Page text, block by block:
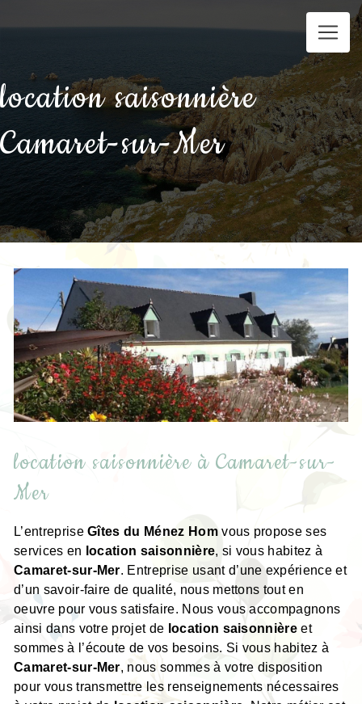
location saisonnière
Camaret-sur-Mer
location saisonnière à Camaret-sur-
Mer
L’entrepriseGîtes du Ménez Homvous propose ses
services en location saisonnière, si vous habitez à
Camaret-sur-Mer. Entreprise usant d’une expérience et
d’un savoir-faire de qualité, nous mettons tout en
oeuvre pour vous satisfaire. Nous vous accompagnons
ainsi dans votre projet de location saisonnière et
sommes à l’écoute de vos besoins. Si vous habitez à
Camaret-sur-Mer, nous sommes à votre disposition
pour vous transmettre les renseignements nécessaires